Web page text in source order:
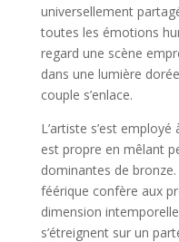
universellement
toutes les émotions
regard une scène
dans une lumière
couple s’enlace.
L’artiste s’est
est propre en mêlant
dominantes de
féérique confère aux
dimension
s’étreignent sur un